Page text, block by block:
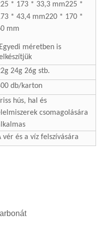
* 173 * 33,3 mm225 *
* 43,4 mm220 * 170 *
mm
Egyedi méretben is
24g 26g stb.
db/karton
hús, hal és
csomagolására
vér és a víz felszívására